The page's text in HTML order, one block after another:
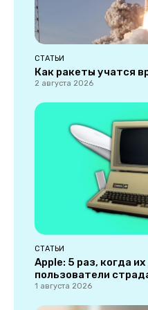
СТАТЬИ
Как ракеты учатся
2 августа 2026
СТАТЬИ
Apple: 5 раз, когда
пользователи
1 августа 2026